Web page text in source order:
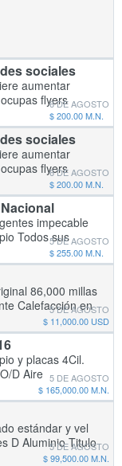
sociales
aumentar
flyers
de impacto a
con Luis
6 DE AGOSTO
$ 200.00 M.N.
sociales
aumentar
flyers
de impacto a
con Luis
6 DE AGOSTO
$ 200.00 M.N.
impecable
Todos sus
emplacar
a prueba de
5 DE AGOSTO
$ 255.00 M.N.
86,000 millas
Calefacción en
heladisimo Cero
5 DE AGOSTO
$ 11,000.00 USD
y placas 4Cil.
D Aire
Llantas
Formas de
5 DE AGOSTO
$ 165,000.00 M.N.
estándar y vel
D Aluminio Titulo
5 DE AGOSTO
$ 99,500.00 M.N.